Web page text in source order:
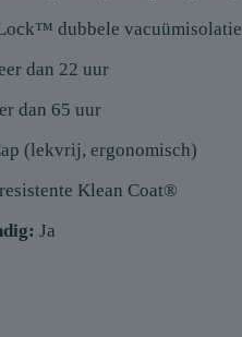
dubbele vacuümisolatie
dan 22 uur
dan 65 uur
(lekvrij, ergonomisch)
Klean Coat®
Ja